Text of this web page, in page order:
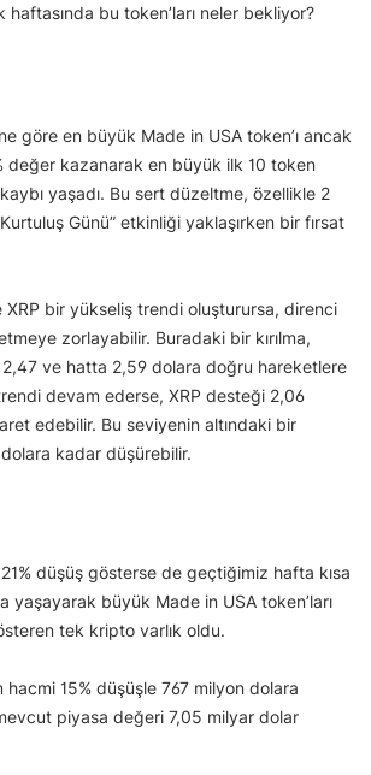
haftasında bu token’ları neler bekliyor?
göre en büyük Made in USA token’ı ancak
değer kazanarak en büyük ilk 10 token
yaşadı. Bu sert düzeltme, özellikle 2
Günü” etkinliği yaklaşırken bir fırsat
XRP bir yükseliş trendi oluşturursa, direnci
zorlayabilir. Buradaki bir kırılma,
ve hatta 2,59 dolara doğru hareketlere
devam ederse, XRP desteği 2,06
edebilir. Bu seviyenin altındaki bir
dolara kadar düşürebilir.
düşüş gösterse de geçtiğimiz hafta kısa
yaşayarak büyük Made in USA token’ları
tek kripto varlık oldu.
hacmi 15% düşüşle 767 milyon dolara
piyasa değeri 7,05 milyar dolar